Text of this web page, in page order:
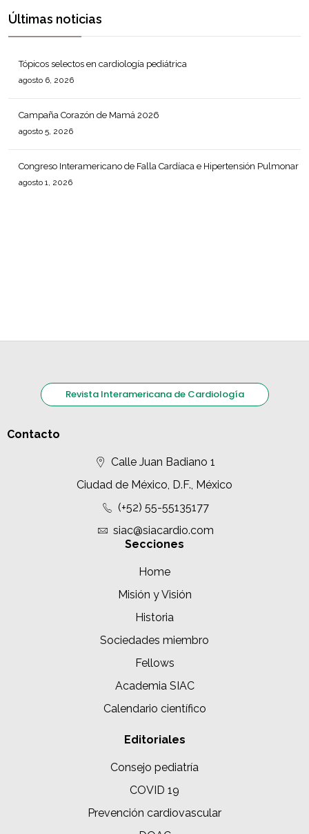
Últimas noticias
Tópicos selectos en cardiología pediátrica
agosto 6, 2026
Campaña Corazón de Mamá 2026
agosto 5, 2026
Congreso Interamericano de Falla Cardíaca e Hipertensión Pulmonar
agosto 1, 2026
Revista Interamericana de Cardiología
Contacto
Calle Juan Badiano 1
Ciudad de México, D.F., México
(+52) 55-55135177
siac@siacardio.com
Secciones
Home
Misión y Visión
Historia
Sociedades miembro
Fellows
Academia SIAC
Calendario científico
Editoriales
Consejo pediatría
COVID 19
Prevención cardiovascular